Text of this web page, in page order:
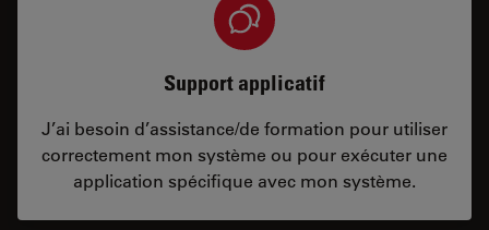
Support applicatif
J’ai besoin d’assistance/de formation pour utiliser
correctement mon système ou pour exécuter une
application spécifique avec mon système.